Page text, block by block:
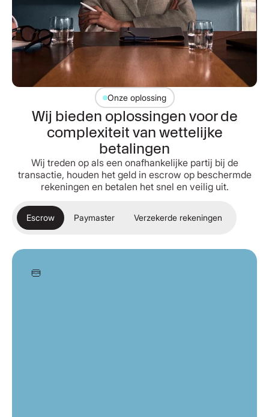
Onze oplossing
Wij bieden oplossingen voor de
complexiteit van wettelijke
betalingen
Wij treden op als een onafhankelijke partij bij de
transactie, houden het geld in escrow op beschermde
rekeningen en betalen het snel en veilig uit.
Escrow Paymaster Verzekerde rekeningen